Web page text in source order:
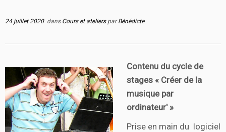
24 juillet 2020dans Cours et ateliers parBénédicte
Contenu du cycle de
stages « Créer de la
musique par
ordinateur' »
Prise en main du logiciel